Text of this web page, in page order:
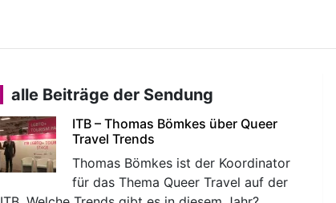
alle Beiträge der Sendung
ITB – Thomas Bömkes über Queer
Travel Trends
Thomas Bömkes ist der Koordinator
für das Thema Queer Travel auf der